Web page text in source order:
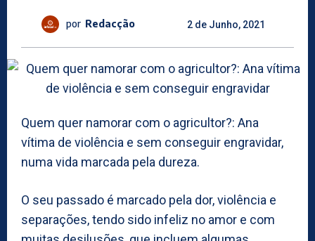
por Redacção 2 de Junho, 2021
Quem quer namorar com o agricultor?: Ana
vítima de violência e sem conseguir engravidar,
numa vida marcada pela dureza.
O seu passado é marcado pela dor, violência e
separações, tendo sido infeliz no amor e com